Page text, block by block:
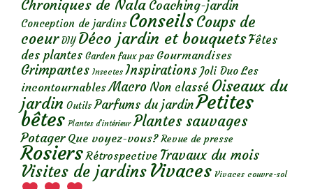
Chroniques de Nala Coaching-jardin
Conception de jardins ConseilsCoups de
coeur DIY Déco jardin et bouquetsFêtes
des plantes Garden faux pas Gourmandises
Grimpantes Insectes Inspirations Joli Duo Les
incontournables Macro Non classé Oiseaux du
jardin Outils Parfums du jardinPetites
bêtes Plantes d’intérieur Plantes sauvages
Potager Que voyez-vous? Revue de presse
Rosiers Rétrospective Travaux du mois
Visites de jardins Vivaces Vivaces couvre-sol